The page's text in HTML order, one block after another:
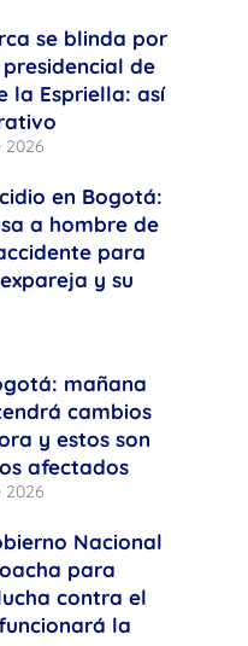
se blinda por
de
la Espriella: así
2026
en Bogotá:
a hombre de
para
y su
mañana
cambios
y estos son
afectados
2026
Nacional
para
contra el
la